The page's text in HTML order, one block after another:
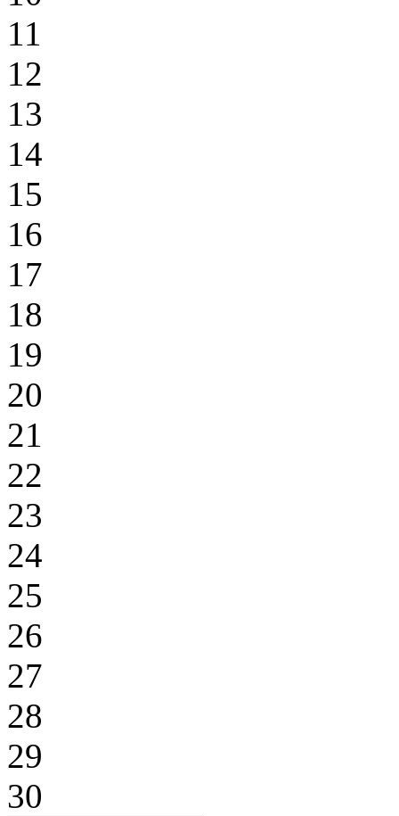
11
12
13
14
15
16
17
18
19
20
21
22
23
24
25
26
27
28
29
30